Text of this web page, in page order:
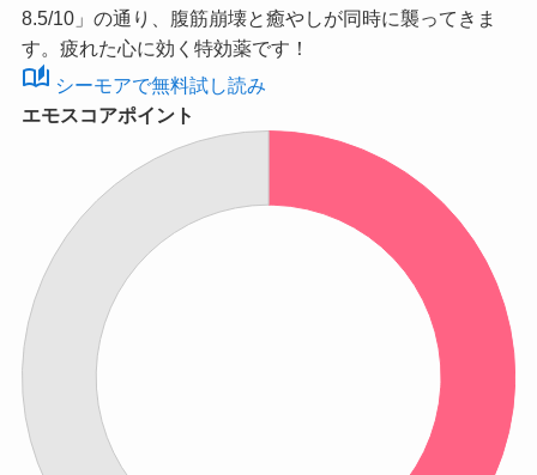
8.5/10」 の通り、腹筋崩壊と癒やしが同時に襲ってきま
す。疲れた心に効く特効薬です！
auto_stories シーモアで無料試し読み
エモスコアポイント